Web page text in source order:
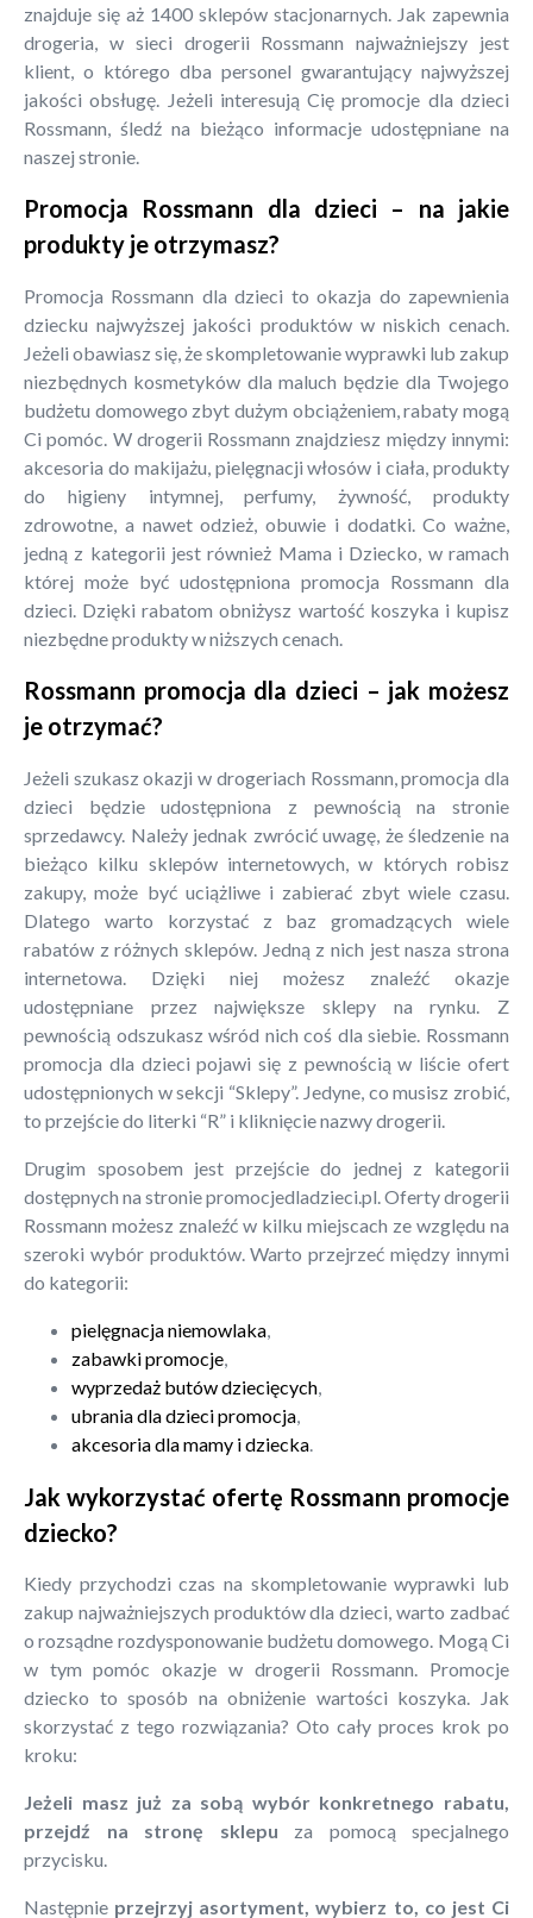
znajduje się aż 1400 sklepów stacjonarnych. Jak zapewnia
drogeria, w sieci drogerii Rossmann najważniejszy jest
klient, o którego dba personel gwarantujący najwyższej
jakości obsługę. Jeżeli interesują Cię promocje dla dzieci
Rossmann, śledź na bieżąco informacje udostępniane na
naszej stronie.
Promocja Rossmann dla dzieci – na jakie
produkty je otrzymasz?
Promocja Rossmann dla dzieci to okazja do zapewnienia
dziecku najwyższej jakości produktów w niskich cenach.
Jeżeli obawiasz się, że skompletowanie wyprawki lub zakup
niezbędnych kosmetyków dla maluch będzie dla Twojego
budżetu domowego zbyt dużym obciążeniem, rabaty mogą
Ci pomóc. W drogerii Rossmann znajdziesz między innymi:
akcesoria do makijażu, pielęgnacji włosów i ciała, produkty
do higieny intymnej, perfumy, żywność, produkty
zdrowotne, a nawet odzież, obuwie i dodatki. Co ważne,
jedną z kategorii jest również Mama i Dziecko, w ramach
której może być udostępniona promocja Rossmann dla
dzieci. Dzięki rabatom obniżysz wartość koszyka i kupisz
niezbędne produkty w niższych cenach.
Rossmann promocja dla dzieci – jak możesz
je otrzymać?
Jeżeli szukasz okazji w drogeriach Rossmann, promocja dla
dzieci będzie udostępniona z pewnością na stronie
sprzedawcy. Należy jednak zwrócić uwagę, że śledzenie na
bieżąco kilku sklepów internetowych, w których robisz
zakupy, może być uciążliwe i zabierać zbyt wiele czasu.
Dlatego warto korzystać z baz gromadzących wiele
rabatów z różnych sklepów. Jedną z nich jest nasza strona
internetowa. Dzięki niej możesz znaleźć okazje
udostępniane przez największe sklepy na rynku. Z
pewnością odszukasz wśród nich coś dla siebie. Rossmann
promocja dla dzieci pojawi się z pewnością w liście ofert
udostępnionych w sekcji “Sklepy”. Jedyne, co musisz zrobić,
to przejście do literki “R” i kliknięcie nazwy drogerii.
Drugim sposobem jest przejście do jednej z kategorii
dostępnych na stronie promocjedladzieci.pl. Oferty drogerii
Rossmann możesz znaleźć w kilku miejscach ze względu na
szeroki wybór produktów. Warto przejrzeć między innymi
do kategorii:
pielęgnacja niemowlaka,
zabawki promocje,
wyprzedaż butów dziecięcych,
ubrania dla dzieci promocja,
akcesoria dla mamy i dziecka.
Jak wykorzystać ofertę Rossmann promocje
dziecko?
Kiedy przychodzi czas na skompletowanie wyprawki lub
zakup najważniejszych produktów dla dzieci, warto zadbać
o rozsądne rozdysponowanie budżetu domowego. Mogą Ci
w tym pomóc okazje w drogerii Rossmann. Promocje
dziecko to sposób na obniżenie wartości koszyka. Jak
skorzystać z tego rozwiązania? Oto cały proces krok po
kroku:
Jeżeli masz już za sobą wybór konkretnego rabatu,
przejdź na stronę sklepu za pomocą specjalnego
przycisku.
Następnie przejrzyj asortyment, wybierz to, co jest Ci